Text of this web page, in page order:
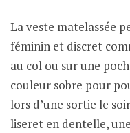
La veste matelassée
féminin et discret
au col ou sur une
couleur sobre pour
lors d’une sortie le
liseret en dentelle,